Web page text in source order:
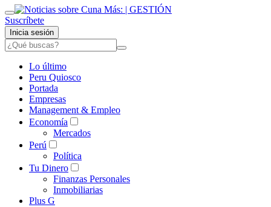
Suscríbete
Inicia sesión
Lo último
Peru Quiosco
Portada
Empresas
Management & Empleo
Economía
Mercados
Perú
Política
Tu Dinero
Finanzas Personales
Inmobiliarias
Plus G